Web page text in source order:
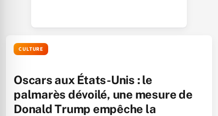
CULTURE
Oscars aux États-Unis : le
palmarès dévoilé, une mesure de
Donald Trump empêche la